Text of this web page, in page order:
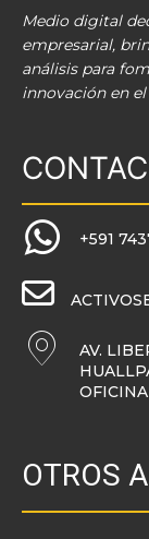
Medio digital
empresarial,
análisis para
innovación en el
+591
AV.
OTROS